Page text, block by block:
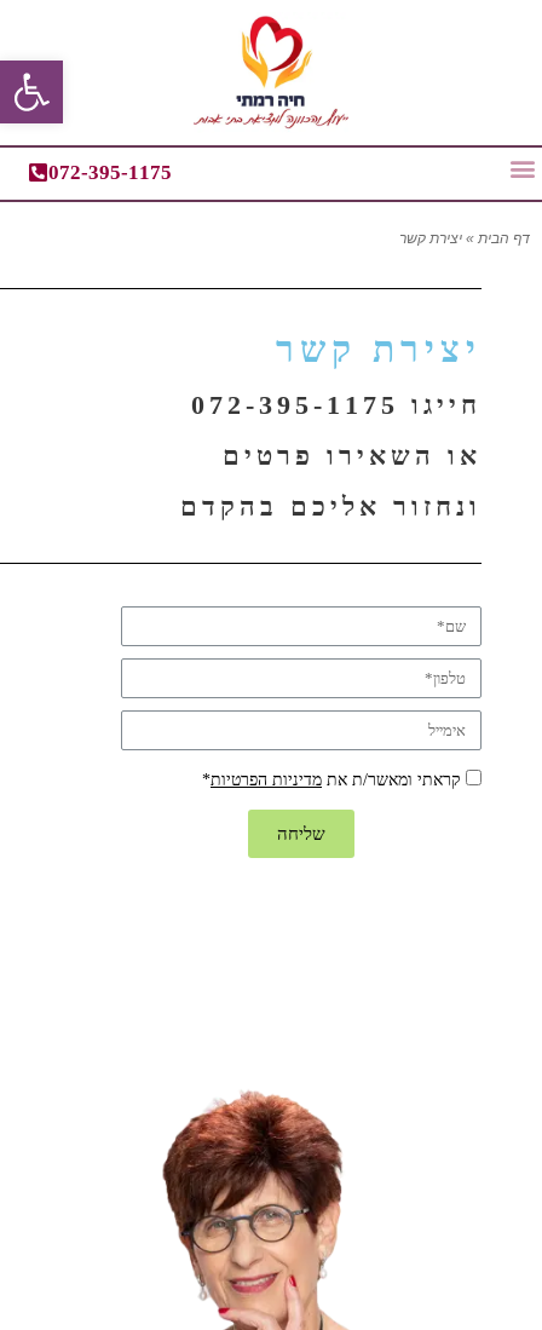
פתח
072-395-1175
דף הבית » יצירת קשר
יצירת קשר
חייגו 072-395-1175
או השאירו פרטים
ונחזור אליכם בהקדם
קראתי ומאשר/ת את מדיניות הפרטיות*
שליחה